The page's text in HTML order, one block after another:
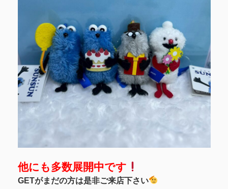
他にも多数展開中です
GETがまだの方は是非ご来店下さい